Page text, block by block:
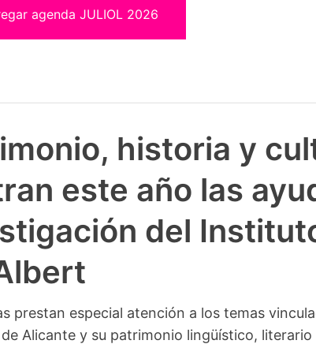
agenda JULIOL 2026
historia y
este año las
del
prestan especial atención a los temas
Alicante y su patrimonio lingüístico,